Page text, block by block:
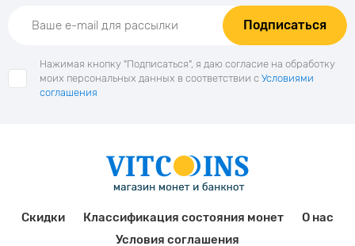
Подписаться
Нажимая кнопку "Подписаться", я даю согласие на обработку
моих персональных данных в соответствии с Условиями
соглашения
Скидки Классификация состояния монет
О нас
Условия соглашения